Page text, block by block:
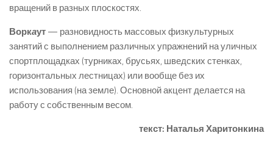
вращений в разных плоскостях.
Воркаут — разновидность массовых физкультурных
занятий с выполнением различных упражнений на уличных
спортплощадках (турниках, брусьях, шведских стенках,
горизонтальных лестницах) или вообще без их
использования (на земле). Основной акцент делается на
работу с собственным весом.
текст: Наталья Харитонкина